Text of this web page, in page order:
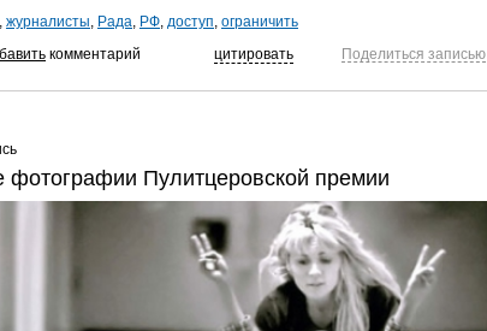
, журналисты, Рада, РФ, доступ, ограничить
комментарий цитировать Поделиться записью
Пулитцеровской премии